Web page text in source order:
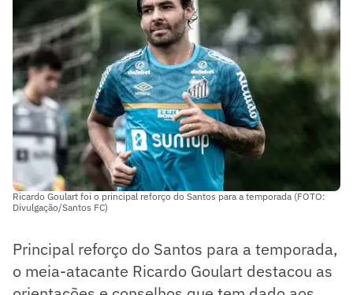
Ricardo Goulart foi o principal reforço do Santos para a temporada (FOTO:
Divulgação/Santos FC)
Principal reforço do Santos para a temporada,
o meia-atacante Ricardo Goulart destacou as